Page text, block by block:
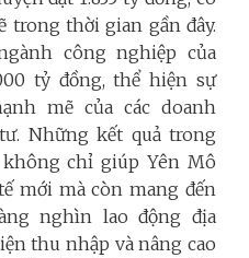
trong thời gian gần đây.
công nghiệp của
tỷ đồng, thể hiện sự
mẽ của các doanh
Những kết quả trong
chỉ giúp Yên Mô
mới mà còn mang đến
nghìn lao động địa
thu nhập và nâng cao